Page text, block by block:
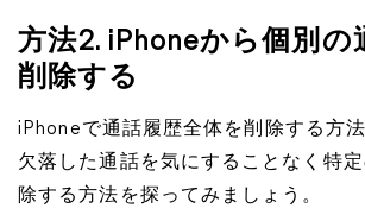
方法2. iPhoneから個別の
削除する
iPhoneで通話履歴全体を削除する方
欠落した通話を気にすることなく特
除する方法を探ってみましょう。